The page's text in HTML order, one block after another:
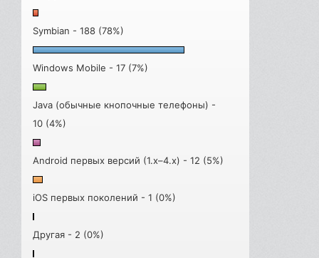
Symbian - 188 (78%)
Windows Mobile - 17 (7%)
Java (обычные кнопочные телефоны) -
10 (4%)
Android первых версий (1.x–4.x) - 12 (5%)
iOS первых поколений - 1 (0%)
Другая - 2 (0%)